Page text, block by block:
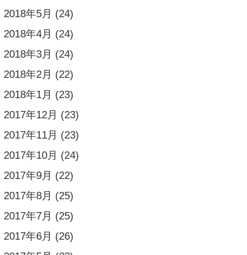
2018年5月 (24)
2018年4月 (24)
2018年3月 (24)
2018年2月 (22)
2018年1月 (23)
2017年12月 (23)
2017年11月 (23)
2017年10月 (24)
2017年9月 (22)
2017年8月 (25)
2017年7月 (25)
2017年6月 (26)